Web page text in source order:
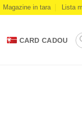
Magazine in tara Lista
CARD CADOU